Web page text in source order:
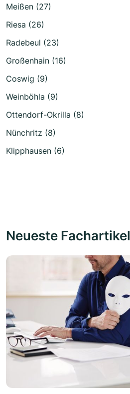
Meißen (27)
Riesa (26)
Radebeul (23)
Großenhain (16)
Coswig (9)
Weinböhla (9)
Ottendorf-Okrilla (8)
Nünchritz (8)
Klipphausen (6)
Neueste Fachartikel